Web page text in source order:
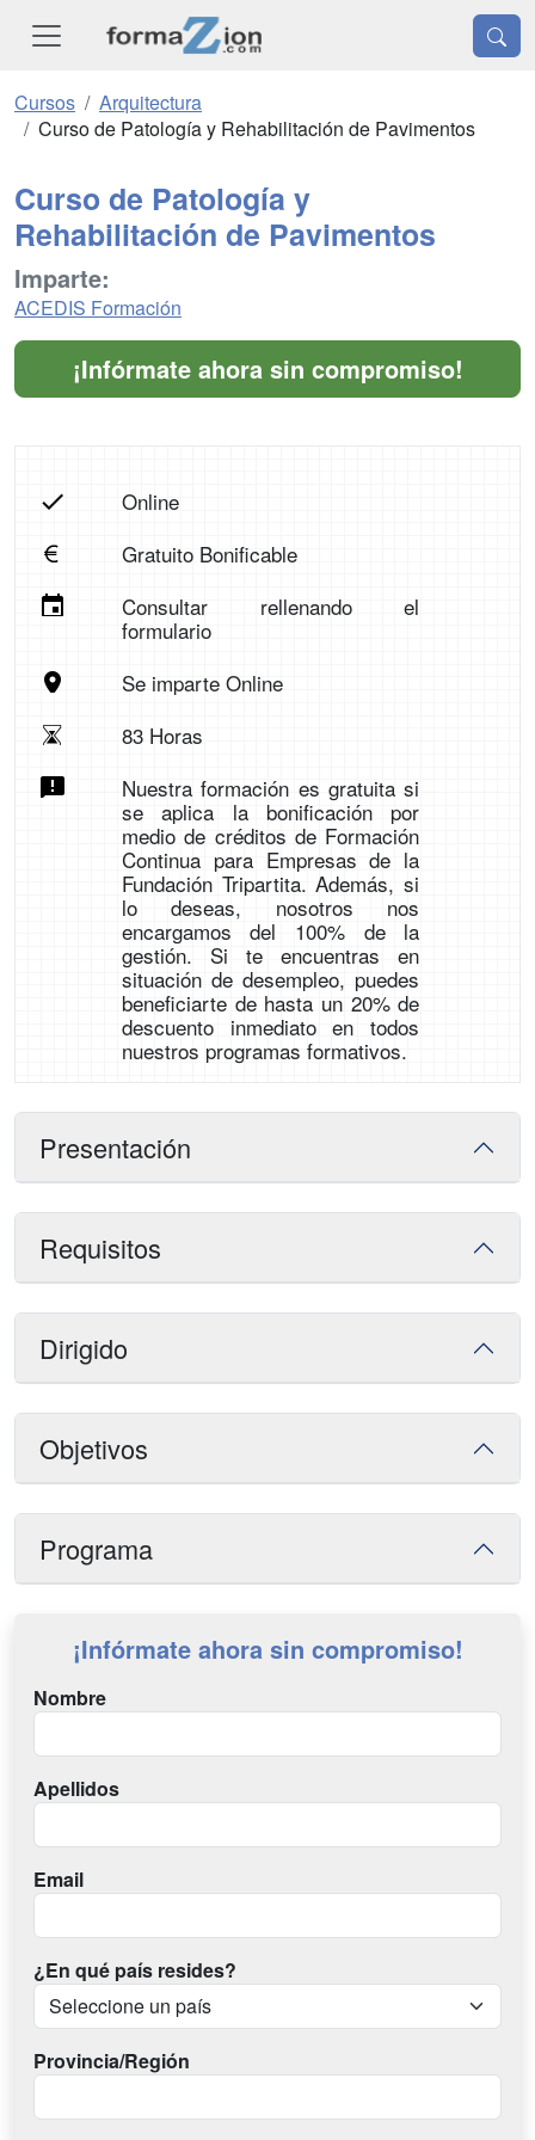
Cursos
Arquitectura
Curso de Patología y Rehabilitación de Pavimentos
Curso de Patología y
Rehabilitación de Pavimentos
Imparte:
ACEDIS Formación
¡Infórmate ahora sin compromiso!
Online
Gratuito Bonificable
Consultar rellenando el
formulario
Se imparte Online
83 Horas
Nuestra formación es gratuita si
se aplica la bonificación por
medio de créditos de Formación
Continua para Empresas de la
Fundación Tripartita. Además, si
lo deseas, nosotros nos
encargamos del 100% de la
gestión. Si te encuentras en
situación de desempleo, puedes
beneficiarte de hasta un 20% de
descuento inmediato en todos
nuestros programas formativos.
Presentación
Requisitos
Dirigido
Objetivos
Programa
¡Infórmate ahora sin compromiso!
Nombre
Apellidos
Email
¿En qué país resides?
Provincia/Región